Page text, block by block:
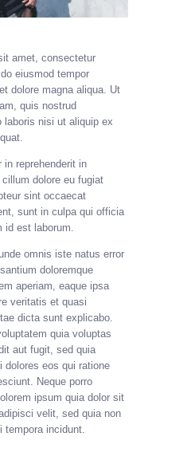
amet, consectetur
eiusmod tempor
dolore magna aliqua. Ut
quis nostrud
laboris nisi ut aliquip ex
in reprehenderit in
dolore eu fugiat
sint occaecat
sunt in culpa qui officia
id est laborum.
omnis iste natus error
doloremque
aperiam, eaque ipsa
veritatis et quasi
dicta sunt explicabo.
quia voluptas
aut fugit, sed quia
dolores eos qui ratione
Neque porro
ipsum quia dolor sit
velit, sed quia non
tempora incidunt.